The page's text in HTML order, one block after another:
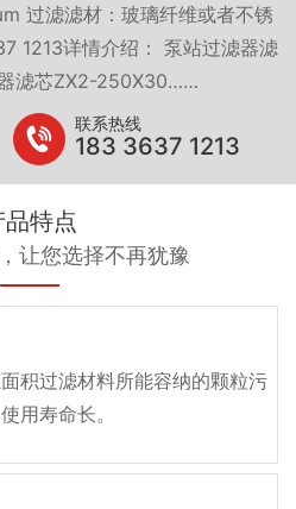
过滤滤材：玻璃纤维或者不锈
1213详情介绍： 泵站过滤器滤
滤芯ZX2-250X30……
联系热线
183 3637 1213
品特点
让您选择不再犹豫
积过滤材料所能容纳的颗粒污
用寿命长。